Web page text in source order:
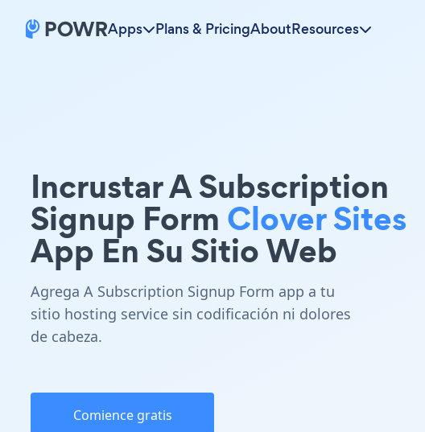
Apps Plans & PricingAboutResources
Incrustar A Subscription
Signup Form Clover Sites
App En Su Sitio Web
Agrega A Subscription Signup Form app a tu
sitio hosting service sin codificación ni dolores
de cabeza.
Comience gratis